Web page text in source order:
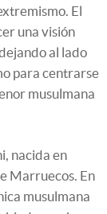
El
una visión
al lado
para centrarse
musulmana
nacida en
Marruecos. En
musulmana